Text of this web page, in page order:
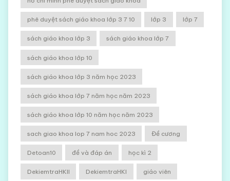
phê duyệt sách giáo khoa lớp 3 7 10 lớp 3 lớp 7
sách giáo khoa lớp 3 sách giáo khoa lớp 7
sách giáo khoa lớp 10
sách giáo khoa lớp 3 năm học 2023
sách giáo khoa lớp 7 năm học năm 2023
sách giáo khoa lớp 10 năm học năm 2023
sach giao khoa lop 7 nam hoc 2023 Đề cương
Detoan10 đề và đáp án học kì 2
DekiemtraHKII DekiemtraHKI giáo viên